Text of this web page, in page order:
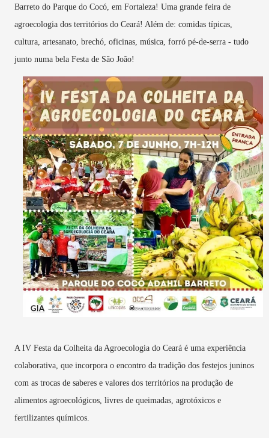
Barreto do Parque do Cocó, em Fortaleza! Uma grande feira de
agroecologia dos territórios do Ceará! Além de: comidas típicas,
cultura, artesanato, brechó, oficinas, música, forró pé-de-serra - tudo
junto numa bela Festa de São João!
A IV Festa da Colheita da Agroecologia do Ceará é uma experiência
colaborativa, que incorpora o encontro da tradição dos festejos juninos
com as trocas de saberes e valores dos territórios na produção de
alimentos agroecológicos, livres de queimadas, agrotóxicos e
fertilizantes químicos.